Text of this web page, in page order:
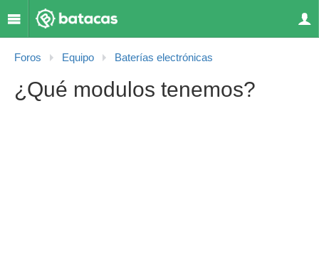
Foros Equipo Baterías electrónicas
¿Qué modulos tenemos?